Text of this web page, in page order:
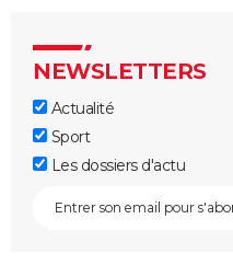
NEWSLETTERS
Actualité
Sport
Les dossiers d'actu